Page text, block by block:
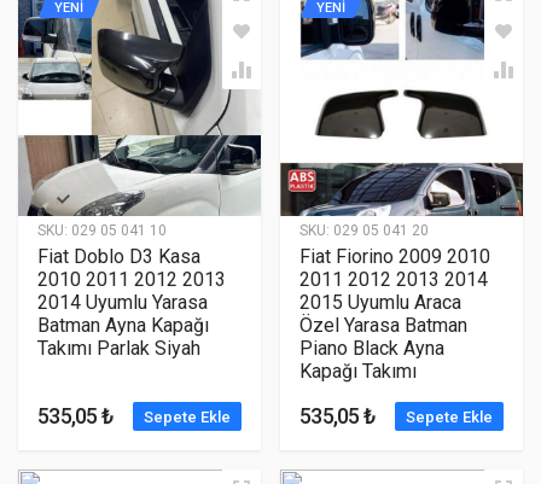
SKU: 029 05 041 10
YENİ
Fiat Doblo D3 Kasa
2010 2011 2012 2013
2014 Uyumlu Yarasa
Batman Ayna Kapağı
Takımı Parlak Siyah
535,05 ₺ Sepete Ekle
SKU: 029 05 041 20
YENİ
Fiat Fiorino 2009 2010
2011 2012 2013 2014
2015 Uyumlu Araca
Özel Yarasa Batman
Piano Black Ayna
Kapağı Takımı
535,05 ₺ Sepete Ekle